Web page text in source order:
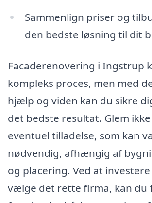
Sammenlign priser og
den bedste løsning til dit
Facaderenovering i Ingstrup
kompleks proces, men med
hjælp og viden kan du sikre
det bedste resultat. Glem
eventuel tilladelse, som kan
nødvendig, afhængig af
og placering. Ved at
vælge det rette firma, kan du